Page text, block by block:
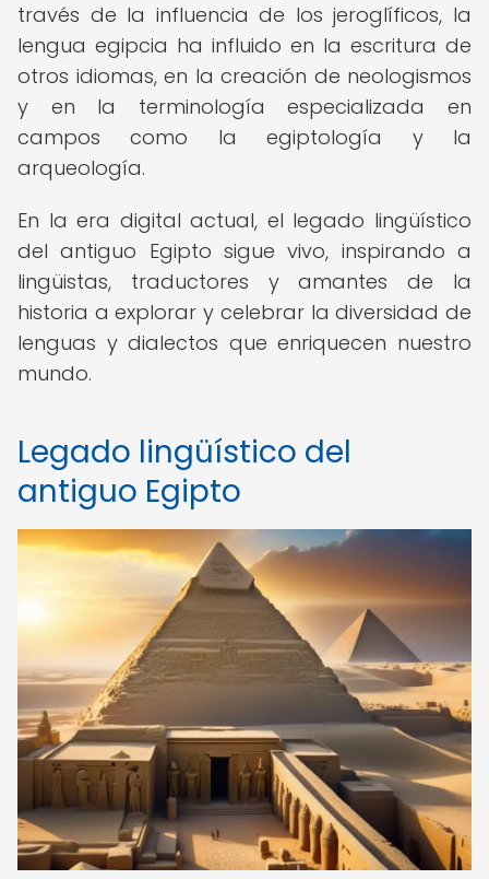
través de la influencia de los jeroglíficos, la
lengua egipcia ha influido en la escritura de
otros idiomas, en la creación de neologismos
y en la terminología especializada en
campos como la egiptología y la
arqueología.
En la era digital actual, el legado lingüístico
del antiguo Egipto sigue vivo, inspirando a
lingüistas, traductores y amantes de la
historia a explorar y celebrar la diversidad de
lenguas y dialectos que enriquecen nuestro
mundo.
Legado lingüístico del
antiguo Egipto